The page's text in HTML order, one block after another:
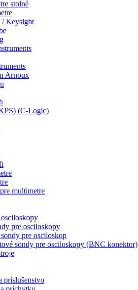
stolné
Keysight
Arnoux
(C-Logic)
multimetre
pre osciloskopy
pre osciloskop
sondy pre osciloskopy (BNC konektor)
príslušenstvo